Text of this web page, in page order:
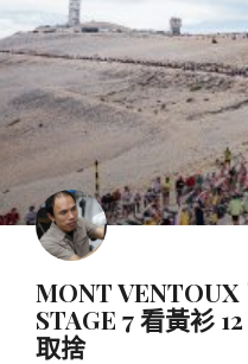
MONT
STAGE 7 看黃衫
取捨